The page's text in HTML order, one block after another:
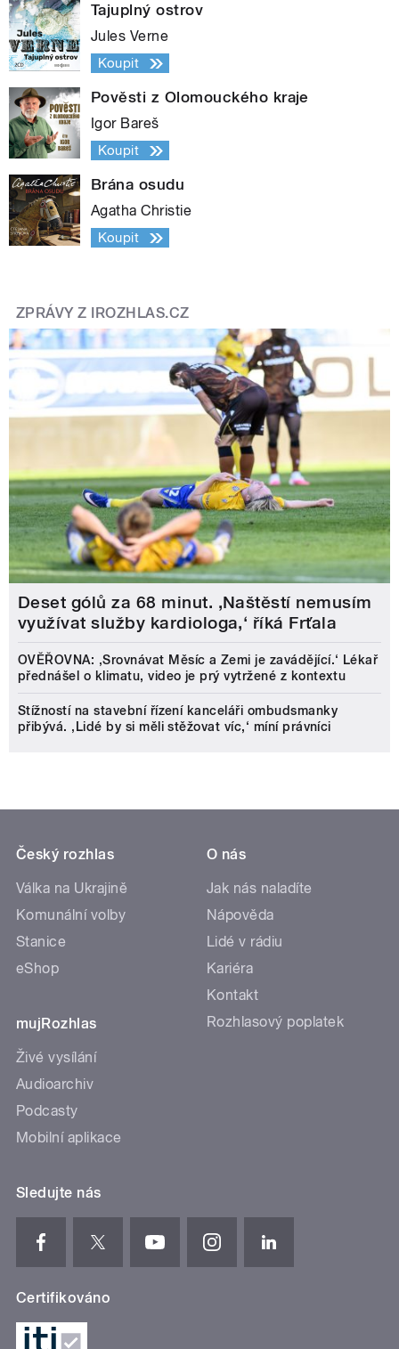
Tajuplný ostrov
Jules Verne
Koupit
Pověsti z Olomouckého kraje
Igor Bareš
Koupit
Brána osudu
Agatha Christie
Koupit
ZPRÁVY Z IROZHLAS.CZ
Deset gólů za 68 minut. ,Naštěstí nemusím
využívat služby kardiologa,‘ říká Frťala
OVĚŘOVNA: ‚Srovnávat Měsíc a Zemi je zavádějící.‘ Lékař
přednášel o klimatu, video je prý vytržené z kontextu
Stížností na stavební řízení kanceláři ombudsmanky
přibývá. ‚Lidé by si měli stěžovat víc,‘ míní právníci
Český rozhlas
Válka na Ukrajině
Komunální volby
Stanice
eShop
mujRozhlas
Živé vysílání
Audioarchiv
Podcasty
Mobilní aplikace
O nás
Jak nás naladíte
Nápověda
Lidé v rádiu
Kariéra
Kontakt
Rozhlasový poplatek
Sledujte nás
Certifikováno